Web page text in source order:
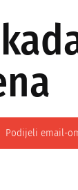
Podijeli email-